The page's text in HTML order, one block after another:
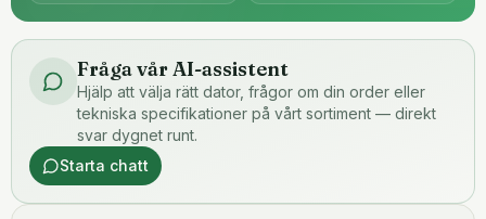
Fråga vår AI-assistent
Hjälp att välja rätt dator, frågor om din order eller
tekniska specifikationer på vårt sortiment — direkt
svar dygnet runt.
Starta chatt